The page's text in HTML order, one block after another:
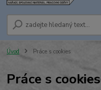
Úvod Práce s cookies
Práce s cookies